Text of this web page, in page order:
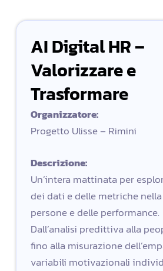
AI Digital HR –
Valorizzare e
Trasformare
Organizzatore:
Progetto Ulisse – Rimini
Descrizione:
Un’intera mattinata per
dei dati e delle metriche
persone e delle performance.
Dall’analisi predittiva alla
fino alla misurazione
variabili motivazionali